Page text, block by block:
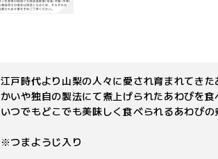
江戸時代より山梨の人々に愛され育まれてきた
かいや独自の製法にて煮上げられたあわびを
いつでもどこでも美味しく食べられるあわびの
※つまようじ入り